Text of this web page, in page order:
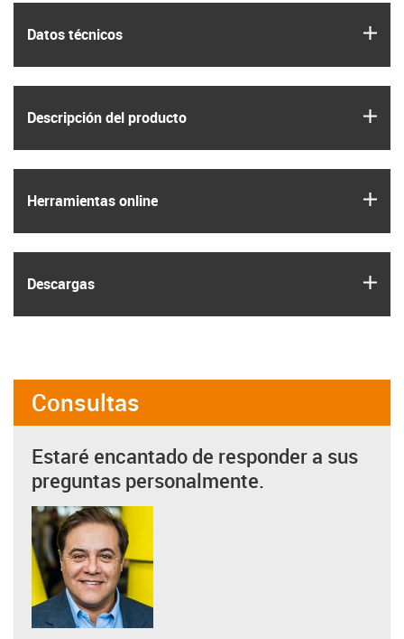
Datos técnicos
Descripción del producto
Herramientas online
Descargas
Consultas
Estaré encantado de responder a sus
preguntas personalmente.